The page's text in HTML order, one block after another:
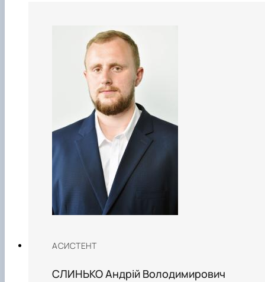
АСИСТЕНТ
СЛИНЬКО Андрій Володимирович